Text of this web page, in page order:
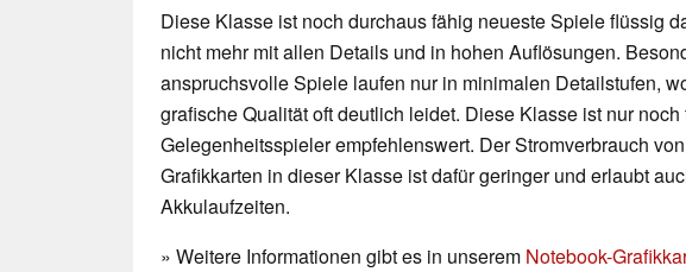
Diese Klasse ist noch durchaus fähig neueste Spiele flüssig
nicht mehr mit allen Details und in hohen Auflösungen.
anspruchsvolle Spiele laufen nur in minimalen Detailstufen,
grafische Qualität oft deutlich leidet. Diese Klasse ist nur noch
Gelegenheitsspieler empfehlenswert. Der Stromverbrauch
Grafikkarten in dieser Klasse ist dafür geringer und erlaubt
Akkulaufzeiten.
» Weitere Informationen gibt es in unserem Notebook-